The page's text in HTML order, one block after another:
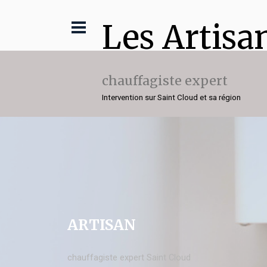
Les
chauffagiste expert
Intervention sur Saint Cloud et sa région
ARTISAN
chauffagiste expert Saint Cloud